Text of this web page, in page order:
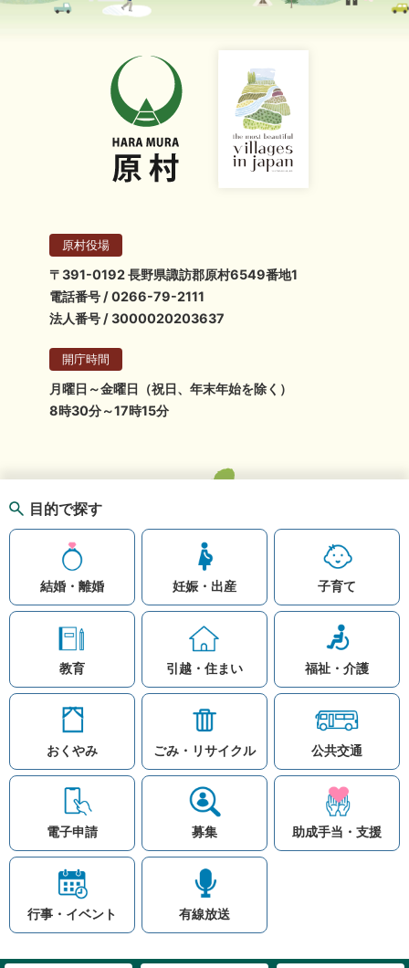
知りたい情報を検索
注目ワード
公共交通
入札
高齢者福祉 補助金
目的で探す
結婚・離婚 妊娠・出産 子育て
教育 引越・住まい 福祉・介護
おくやみ ごみ・リサイクル 公共交通
電子申請 募集 助成手当・支援
行事・イベント 有線放送
原村役場
〒391-0192 長野県諏訪郡原村6549番地1
電話番号 / 0266-79-2111
法人番号 / 3000020203637
開庁時間
月曜日～金曜日（祝日、年末年始を除く）
8時30分～17時15分
お問い合わせ
リンク集
このホームページ
著作権と免責事項につ
プライバシーポリシー
© Village Hara